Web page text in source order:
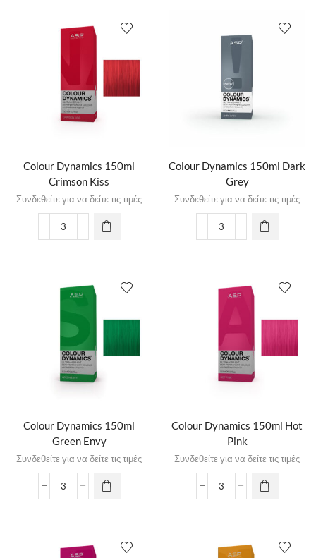
Colour Dynamics 150ml
Crimson Kiss
Συνδεθείτε για να δείτε τις τιμές
Colour Dynamics 150ml Dark
Grey
Συνδεθείτε για να δείτε τις τιμές
Colour Dynamics 150ml
Green Envy
Συνδεθείτε για να δείτε τις τιμές
Colour Dynamics 150ml Hot
Pink
Συνδεθείτε για να δείτε τις τιμές